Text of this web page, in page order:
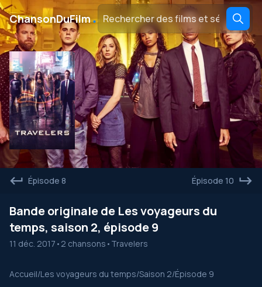
ChansonDuFilm․
Épisode 8 Épisode 10
Bande originale de Les voyageurs du
temps, saison 2, épisode 9
11 déc. 2017 • 2 chansons • Travelers
Accueil/Les voyageurs du temps/Saison 2/Épisode 9